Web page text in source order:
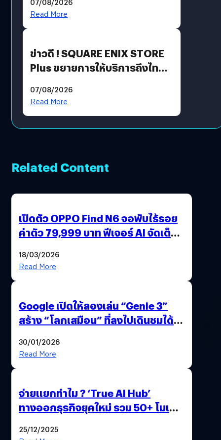
Read More
ข่าวดี ! SQUARE ENIX STORE
Plus ขยายการให้บริการถึงไทย
โดยตรง
07/08/2026
Read More
Related Content
เปิดตัว OPPO Find N6 จอพับไร้รอย
ค่าตัว 79,999 บาท ฟีเจอร์ AI จัดเต็ม
18/03/2026
Read More
Google เปิดให้ลองเล่น “Genie 3”
สร้าง “โลกเสมือน” ที่ลงไปเดินชมได้
30/01/2026
Read More
จ่ายแยกทำไม ? ‘True AI Hub’
ทางออกธุรกิจยุคใหม่ รวม 50+ โมเดล
25/12/2025